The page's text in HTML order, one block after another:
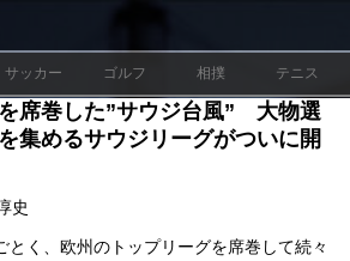
サッカー ゴルフ 相撲 テニス
席巻した”サウジ台風” 大物選
集めるサウジリーグがついに開
史
く、欧州のトップリーグを席巻して続々